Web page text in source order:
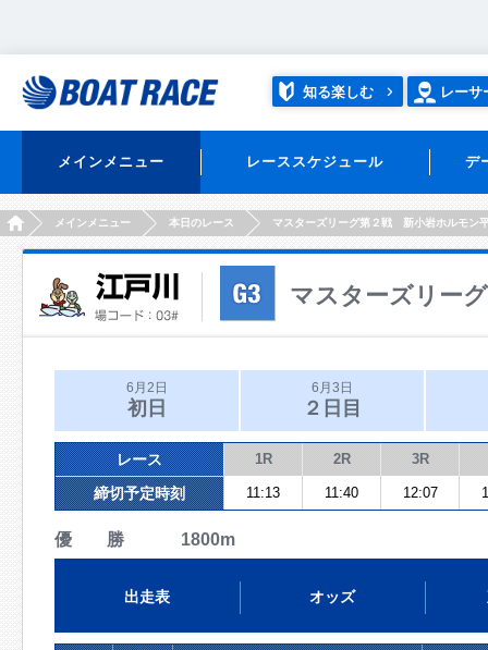
知る楽しむ レーサ
メインメニュー レーススケジュール デ
HOMEメインメニュー 本日のレース マスターズリーグ第２戦 新小岩ホルモン
マスターズリー
6月2日
初日
6月3日
２日目
レース 1R 2R 3R
締切予定時刻 11:13 11:40 12:07
優 勝 1800m
出走表 オッズ